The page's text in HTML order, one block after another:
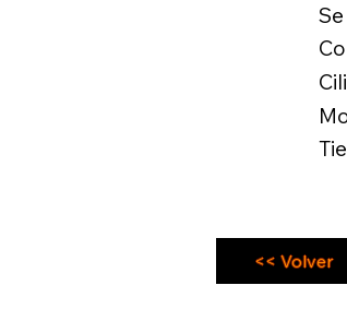
<< Volver